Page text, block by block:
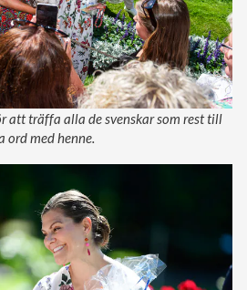
att träffa alla de svenskar som rest till
ord med henne.